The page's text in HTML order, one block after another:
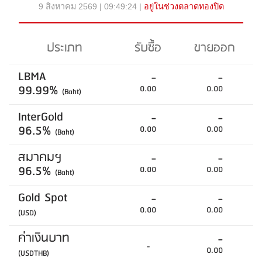
9 สิงหาคม 2569 | 09:49:24 | อยู่ในช่วงตลาดทองปิด
ประเภท รับซื้อ
ขายออก
LBMA
99.99% (Baht)
-
0.00
-
0.00
InterGold
96.5% (Baht)
-
0.00
-
0.00
สมาคมฯ
96.5% (Baht)
-
0.00
-
0.00
Gold Spot
(USD)
-
0.00
-
0.00
ค่าเงินบาท
(USDTHB) - -
0.00